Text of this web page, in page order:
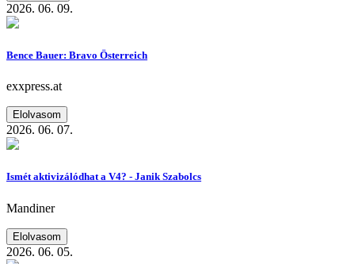
2026. 06. 09.
Bence Bauer: Bravo Österreich
exxpress.at
Elolvasom
2026. 06. 07.
Ismét aktivizálódhat a V4? - Janik Szabolcs
Mandiner
Elolvasom
2026. 06. 05.